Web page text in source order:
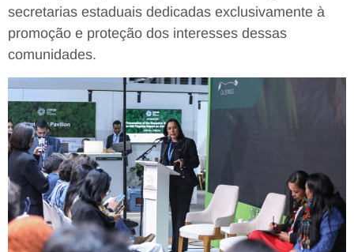
secretarias estaduais dedicadas exclusivamente à
promoção e proteção dos interesses dessas
comunidades.